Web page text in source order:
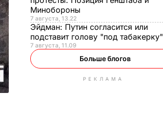
Минобороны
7 августа, 13.22
Эйдман: Путин согласится или
подставит голову "под табакерку"
7 августа, 11.09
Больше блогов
РЕКЛАМА